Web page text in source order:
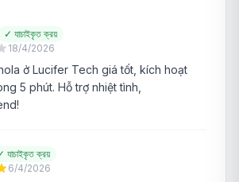
✓ যাচাইকৃত ক্রয়
18/4/2026
ở Lucifer Tech giá tốt, kích hoạt
5 phút. Hỗ trợ nhiệt tình,
যাচাইকৃত ক্রয়
6/4/2026